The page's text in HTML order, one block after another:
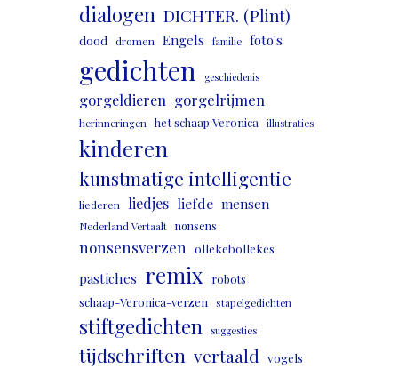
dialogen DICHTER. (Plint)
dood dromen Engels familie foto's
gedichten geschiedenis
gorgeldieren gorgelrijmen
herinneringen het schaap Veronica illustraties
kinderen
kunstmatige intelligentie
liederen liedjes liefde mensen
Nederland Vertaalt nonsens
nonsensverzen ollekebollekes
pastiches remix
robots
schaap-Veronica-verzen
stapelgedichten
stiftgedichten suggesties
tijdschriften vertaald
vogels